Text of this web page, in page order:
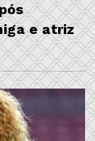
e atriz